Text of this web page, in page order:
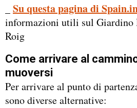
Su questa pagina di
informazioni utili sul Giardino
Roig
Come arrivare al
muoversi
Per arrivare al punto di
sono diverse alternative: